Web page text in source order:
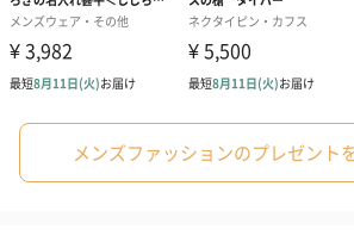
メンズファッションのプレゼント